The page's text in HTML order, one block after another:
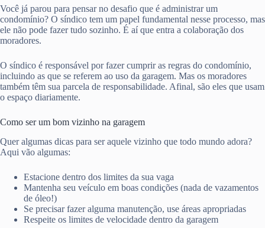
Você já parou para pensar no desafio que é administrar um
condomínio? O síndico tem um papel fundamental nesse processo, mas
ele não pode fazer tudo sozinho. É aí que entra a colaboração dos
moradores.
O síndico é responsável por fazer cumprir as regras do condomínio,
incluindo as que se referem ao uso da garagem. Mas os moradores
também têm sua parcela de responsabilidade. Afinal, são eles que usam
o espaço diariamente.
Como ser um bom vizinho na garagem
Quer algumas dicas para ser aquele vizinho que todo mundo adora?
Aqui vão algumas:
Estacione dentro dos limites da sua vaga
Mantenha seu veículo em boas condições (nada de vazamentos
de óleo!)
Se precisar fazer alguma manutenção, use áreas apropriadas
Respeite os limites de velocidade dentro da garagem